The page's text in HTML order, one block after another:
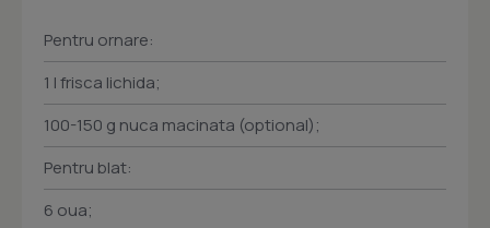
Pentru ornare:
1 l frisca lichida;
100-150 g nuca macinata (optional);
Pentru blat:
6 oua;